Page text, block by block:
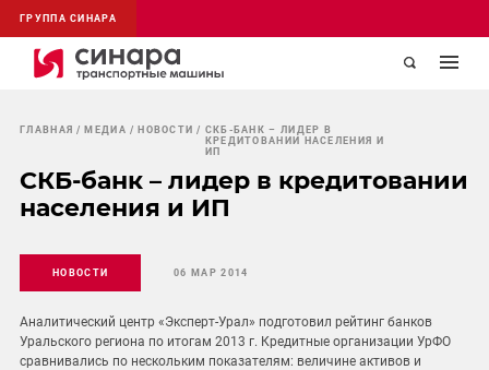
ГРУППА СИНАРА
ГЛАВНАЯ МЕДИА НОВОСТИ
СКБ-БАНК – ЛИДЕР В
КРЕДИТОВАНИИ НАСЕЛЕНИЯ И
ИП
СКБ-банк – лидер в кредитовании
населения и ИП
НОВОСТИ 06 МАР 2014
Аналитический центр «Эксперт-Урал» подготовил рейтинг банков
Уральского региона по итогам 2013 г. Кредитные организации УрФО
сравнивались по нескольким показателям: величине активов и